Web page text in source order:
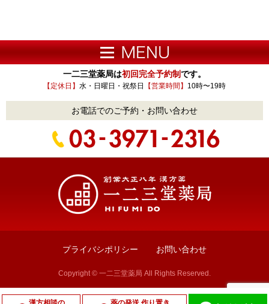
一二三堂薬局は初回完全予約制です。
【定休日】 水・日曜日・祝祭日 【営業時間】 10時〜19時
お電話でのご予約・お問い合わせ
プライバシポリシー お問い合わせ
Copyright © 一二三堂薬局 All Rights Reserved.